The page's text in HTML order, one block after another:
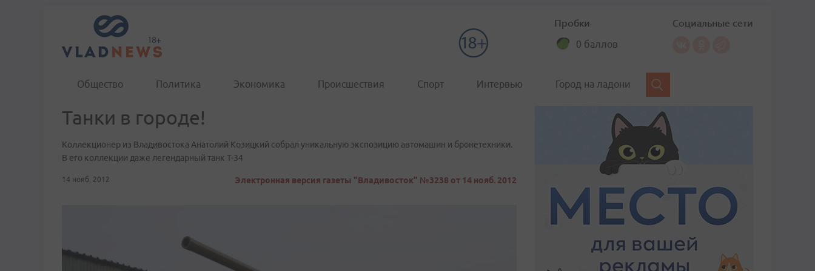
Пробки
0 баллов
Социальные сети
Общество Политика Экономика Происшествия Спорт Интервью Город на ладони
Танки в городе!
Коллекционер из Владивостока Анатолий Козицкий собрал уникальную экспозицию автомашин и бронетехники.
В его коллекции даже легендарный танк Т-34
14 нояб. 2012 Электронная версия газеты "Владивосток" №3238 от 14 нояб. 2012